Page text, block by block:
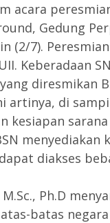
acara
Gedung
(2/7).
Keberadaan
diresmikan
artinya, di
kesiapan
menyediakan
diakses
Ph.D
batas